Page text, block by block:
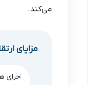
می‌کند.
مزایای